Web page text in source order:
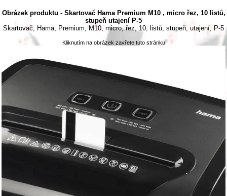
Obrázek produktu - Skartovač Hama Premium M10 , micro řez, 10 listů,
stupeň utajení P-5
Skartovač, Hama, Premium, M10, micro, řez, 10, listů, stupeň, utajení, P-5
Kliknutím na obrázek zavřete tuto stránku